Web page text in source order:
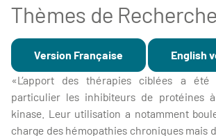
Thèmes de Recherche
Version Française
English
«L’apport des thérapies ciblées a été
particulier les inhibiteurs de protéines
kinase. Leur utilisation a notamment
charge des hémopathies chroniques mais